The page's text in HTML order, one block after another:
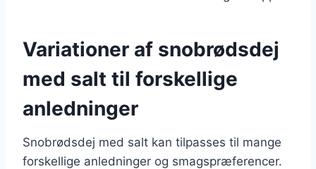
Variationer af snobrødsdej
med salt til forskellige
anledninger
Snobrødsdej med salt kan tilpasses til mange
forskellige anledninger og smagspræferencer.